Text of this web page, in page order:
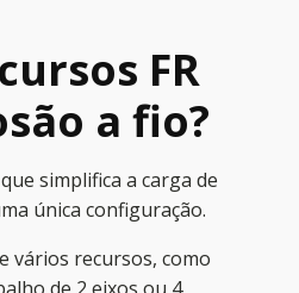
FR
a fio?
simplifica a carga de
única configuração.
vários recursos, como